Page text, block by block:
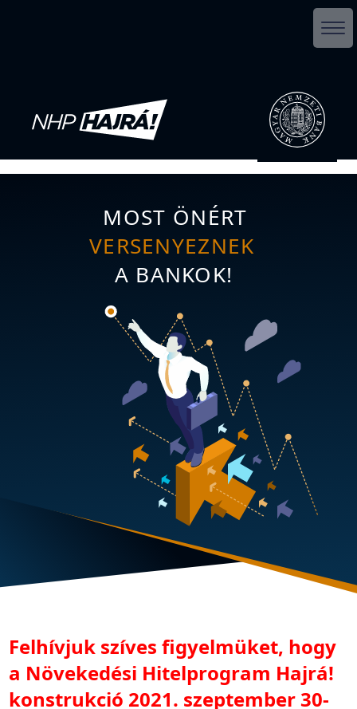
Felhívjuk szíves figyelmüket, hogy
a Növekedési Hitelprogram Hajrá!
konstrukció 2021. szeptember 30-